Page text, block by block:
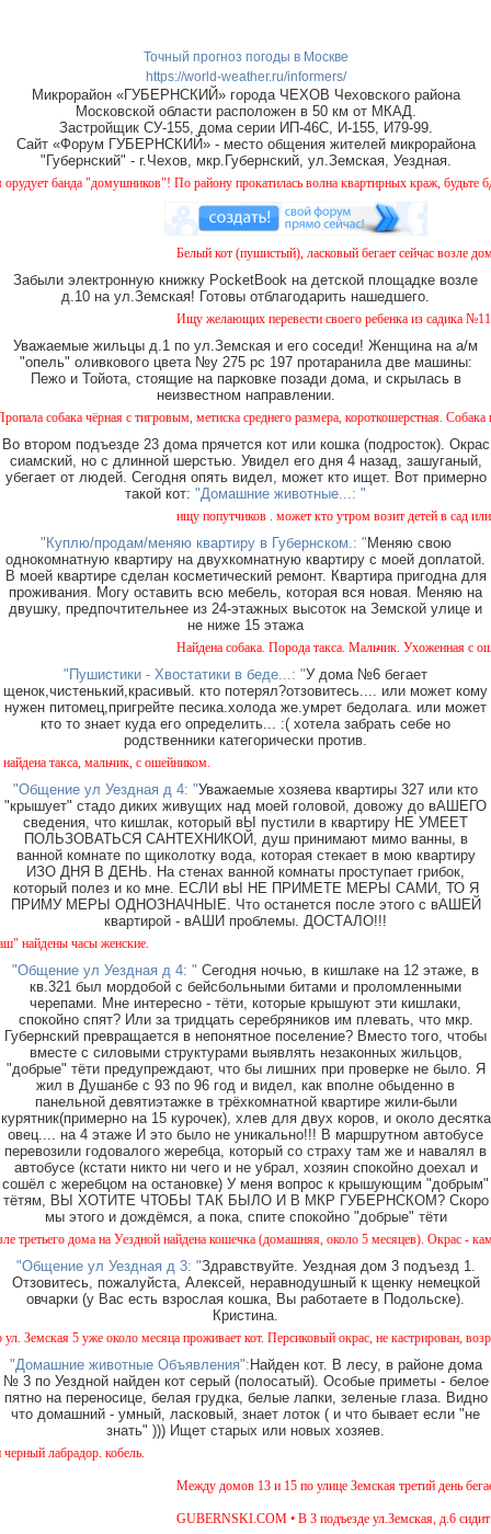
Точный прогноз погоды в Москве
https://world-weather.ru/informers/
Микрорайон «ГУБЕРНСКИЙ» города ЧЕХОВ Чеховского района
Московской области расположен в 50 км от МКАД.
Застройщик СУ-155, дома серии ИП-46С, И-155, И79-99.
Сайт «Форум ГУБЕРНСКИЙ» - место общения жителей микрорайона
"Губернский" - г.Чехов, мкр.Губернский, ул.Земская, Уездная.
банда "домушников"! По району прокатилась волна квартирных краж, будьте
Белый кот (пушистый), ласковый бегает сейчас возле
Забыли электронную книжку PocketBook на детской площадке возле
д.10 на ул.Земская! Готовы отблагодарить нашедшего.
Ищу желающих перевести своего ребенка из садика
Уважаемые жильцы д.1 по ул.Земская и его соседи! Женщина на а/м
"опель" оливкового цвета №у 275 рс 197 протаранила две машины:
Пежо и Тойота, стоящие на парковке позади дома, и скрылась в
неизвестном направлении.
чёрная с тигровым, метиска среднего размера, короткошерстная. Собака
Во втором подъезде 23 дома прячется кот или кошка (подросток). Окрас
сиамский, но с длинной шерстью. Увидел его дня 4 назад, зашуганый,
убегает от людей. Сегодня опять видел, может кто ищет. Вот примерно
такой кот: "Домашние животные...: "
ищу попутчиков . может кто утром возит детей в сад или
"Куплю/продам/меняю квартиру в Губернском.: " Меняю свою
однокомнатную квартиру на двухкомнатную квартиру с моей доплатой.
В моей квартире сделан косметический ремонт. Квартира пригодна для
проживания. Могу оставить всю мебель, которая вся новая. Меняю на
двушку, предпочтительнее из 24-этажных высоток на Земской улице и
не ниже 15 этажа
Найдена собака. Порода такса. Мальчик. Ухоженная с
"Пушистики - Хвостатики в беде...: "У дома №6 бегает
щенок,чистенький,красивый. кто потерял?отзовитесь.... или может кому
нужен питомец,пригрейте песика.холода же.умрет бедолага. или может
кто то знает куда его определить... :( хотела забрать себе но
родственники категорически против.
такса, мальчик, с ошейником.
"Общение ул Уездная д 4: "Уважаемые хозяева квартиры 327 или кто
"крышует" стадо диких живущих над моей головой, довожу до вАШЕГО
сведения, что кишлак, который вЫ пустили в квартиру НЕ УМЕЕТ
ПОЛЬЗОВАТЬСЯ САНТЕХНИКОЙ, душ принимают мимо ванны, в
ванной комнате по щиколотку вода, которая стекает в мою квартиру
ИЗО ДНЯ В ДЕНЬ. На стенах ванной комнаты проступает грибок,
который полез и ко мне. ЕСЛИ вЫ НЕ ПРИМЕТЕ МЕРЫ САМИ, ТО Я
ПРИМУ МЕРЫ ОДНОЗНАЧНЫЕ. Что останется после этого с вАШЕЙ
квартирой - вАШИ проблемы. ДОСТАЛО!!!
часы женские.
"Общение ул Уездная д 4: " Сегодня ночью, в кишлаке на 12 этаже, в
кв.321 был мордобой с бейсбольными битами и проломленными
черепами. Мне интересно - тёти, которые крышуют эти кишлаки,
спокойно спят? Или за тридцать серебряников им плевать, что мкр.
Губернский превращается в непонятное поселение? Вместо того, чтобы
вместе с силовыми структурами выявлять незаконных жильцов,
"добрые" тёти предупреждают, что бы лишних при проверке не было. Я
жил в Душанбе с 93 по 96 год и видел, как вполне обыденно в
панельной девятиэтажке в трёхкомнатной квартире жили-были
курятник(примерно на 15 курочек), хлев для двух коров, и около десятка
овец.... на 4 этаже И это было не уникально!!! В маршрутном автобусе
перевозили годовалого жеребца, который со страху там же и навалял в
автобусе (кстати никто ни чего и не убрал, хозяин спокойно доехал и
сошёл с жеребцом на остановке) У меня вопрос к крышующим "добрым"
тётям, ВЫ ХОТИТЕ ЧТОБЫ ТАК БЫЛО И В МКР ГУБЕРНСКОМ? Скоро
мы этого и дождёмся, а пока, спите спокойно "добрые" тёти
дома на Уездной найдена кошечка (домашняя, около 5 месяцев). Окрас -
"Общение ул Уездная д 3: "Здравствуйте. Уездная дом 3 подъезд 1.
Отзовитесь, пожалуйста, Алексей, неравнодушный к щенку немецкой
овчарки (у Вас есть взрослая кошка, Вы работаете в Подольске).
Кристина.
5 уже около месяца проживает кот. Персиковый окрас, не кастрирован,
"Домашние животные Объявления": Найден кот. В лесу, в районе дома
№ 3 по Уездной найден кот серый (полосатый). Особые приметы - белое
пятно на переносице, белая грудка, белые лапки, зеленые глаза. Видно
что домашний - умный, ласковый, знает лоток ( и что бывает если "не
знать" ))) Ищет старых или новых хозяев.
лабрадор. кобель.
Между домов 13 и 15 по улице Земская третий день
GUBERNSKI.COM • В 3 подъезде ул.Земская, д.6 сидит